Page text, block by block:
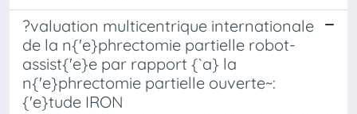
?valuation multicentrique internationale
de la n{'e}phrectomie partielle robot-
assist{'e}e par rapport {`a} la
n{'e}phrectomie partielle ouverte~:
{'e}tude IRON